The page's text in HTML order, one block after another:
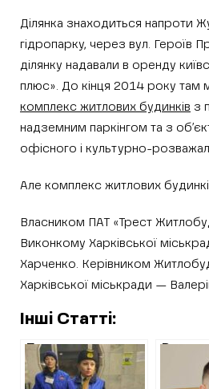
Ділянка знаходиться напроти
гідропарку, через вул. Героїв
ділянку надавали в оренду
плюс». До кінця 2014 року там
комплекс житлових будинків з
надземним паркінгом та з
офісного і культурно-
Але комплекс житлових
Власником ПАТ «Трест
Виконкому Харківської
Харченко. Керівником
Харківської міськради —
Інші Статті:
Пояснення
Харківського
окружного
в суд